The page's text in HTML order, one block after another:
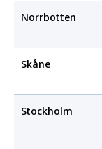
Norrbotten
Skåne
Stockholm